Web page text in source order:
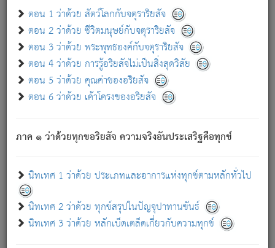
ตอน 1 ว่าด้วย สัตว์โลกกับจตุราริยสัจ
ตอน 2 ว่าด้วย ชีวิตมนุษย์กับจตุราริยสัจ
ตอน 3 ว่าด้วย พระพุทธองค์กับจตุราริยสัจ
ตอน 4 ว่าด้วย การรู้อริยสัจไม่เป็นสิ่งสุดวิสัย
ตอน 5 ว่าด้วย คุณค่าของอริยสัจ
ตอน 6 ว่าด้วย เค้าโครงของอริยสัจ
ภาค ๑ ว่าด้วยทุกขอริยสัจ ความจริงอันประเสริฐคือทุกข์
นิทเทศ 1 ว่าด้วย ประเภทและอาการแห่งทุกข์ตามหลักทั่วไป
นิทเทศ 2 ว่าด้วย ทุกข์สรุปในปัญจุปาทานขันธ์
นิทเทศ 3 ว่าด้วย หลักเบ็ดเตล็ดเกี่ยวกับความทุกข์
เขาเพลิดเพลินยิ่งนักในสิ่งใด สิ่งนั้นเป็นภัย (ที่เขาไม่รู้จัก)
เขากลัวต่อสิ่งใดสิ่งนั้นเป็นทุกข์
พรหมจรรย์นี้ อันบุคคลย่อมประพฤติ ก็เพื่อการละขาดซึ่ง
ภพ.
สมณะหรือพราหมณ์เหล่าใด กล่าวความหลุดพ้นจากภพว่า
มีได้เพราะภพ เรากล่าวว่า สมณะหรือพราหมณ์ทั้งปวงนั้น
มิใช่ผู้หลดพ้นจากภพ.
ภพ ว่ามีได้เพราะวิภพ[2]: เรากล่าวว่า สมณะหรือพราหมณ์ทั้ง
ปวงนั้น ก็ยังสลัดภพออกไปไม่ได้.
ก็ทุกข์นี้มีขึ้น เพราะอาศัยซึ่งอุปธิทั้งปวง.
เพราะความสิ้นไปแห่งอุปาทานทั้งปวง ความเกิดขึ้นแห่ง
ทุกข์จึงไม่มี.
ท่านจงดูโลกนี้เถิด (จะเห็นว่า) สัตว์ทั้งหลายอันอวิชาหนา
แน่นบังหนาแล้ว; และว่า สัตว์ผู้ยินดีในภพอันเป็นแล้วนั้น ย่อม